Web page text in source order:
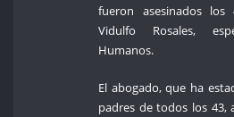
fueron asesinados los
Vidulfo Rosales,
Humanos.
El abogado, que ha
padres de todos los 43,